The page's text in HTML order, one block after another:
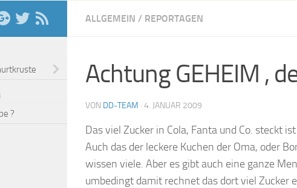
ALLGEMEIN / REPORTAGEN
Achtung GEHEIM ,
VON DD-TEAM · 4. JANUAR 2009
Das viel Zucker in Cola, Fanta und Co. steckt
Auch das der leckere Kuchen der Oma, oder
wissen viele. Aber es gibt auch eine ganze
umbedingt damit rechnet das dort viel Zucker
?